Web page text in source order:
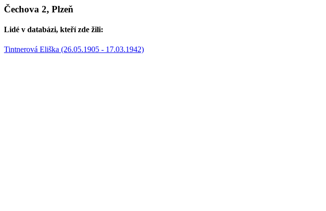
Čechova 2, Plzeň
Lidé v databázi, kteří zde žili:
Tintnerová Eliška (26.05.1905 - 17.03.1942)